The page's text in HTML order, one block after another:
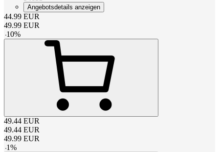
Angebotsdetails anzeigen
44.99 EUR
49.99 EUR
-10%
49.44 EUR
49.44 EUR
49.99 EUR
-1%